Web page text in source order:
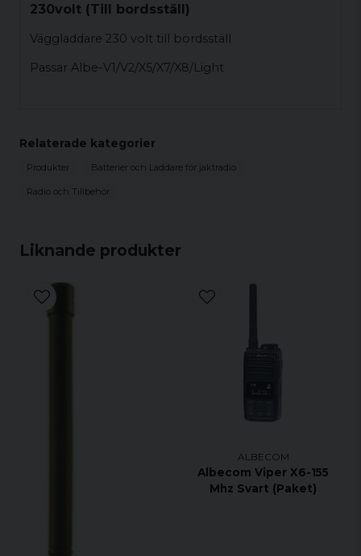
Liknande produkter
ALBECOM
Albecom Viper X6-155
Mhz Svart (Paket)
230volt (Till bordsställ)
Väggladdare 230 volt till bordsställ
Passar Albe-V1/V2/X5/X7/X8/Light
Relaterade kategorier
Produkter Batterier och Laddare för jaktradio
Radio och Tillbehör